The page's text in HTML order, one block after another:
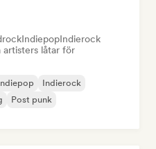
IndiepopIndierock
artisters låtar för
Indierock
Post punk